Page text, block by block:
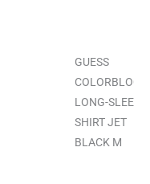
GUESS
LONG-SLEEVE
SHIRT JET
BLACK M